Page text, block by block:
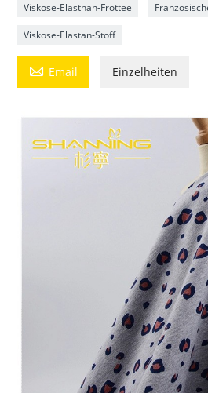
Viskose-Elasthan-Frottee
Viskose-Elastan-Stoff
 Email Einzelheiten